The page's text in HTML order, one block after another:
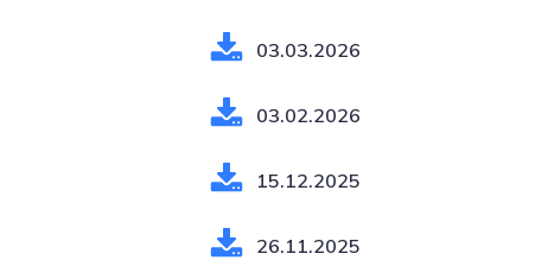
03.03.2026
03.02.2026
15.12.2025
26.11.2025